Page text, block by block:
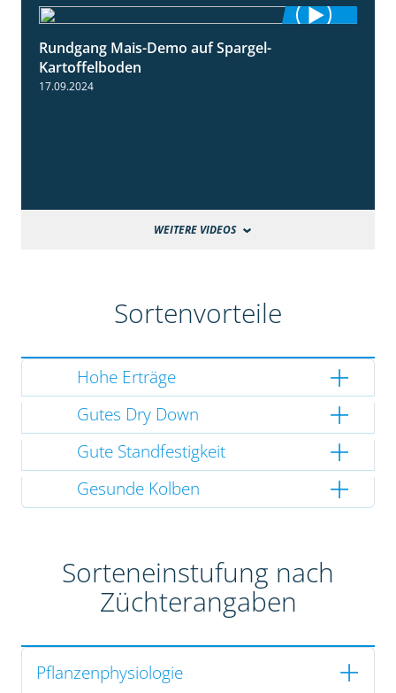
Rundgang Mais-Demo auf Spargel-
Kartoffelboden
17.09.2024
WEITERE VIDEOS
Sortenvorteile
Hohe Erträge
Gutes Dry Down
Gute Standfestigkeit
Gesunde Kolben
Sorteneinstufung nach
Züchterangaben
Pflanzenphysiologie